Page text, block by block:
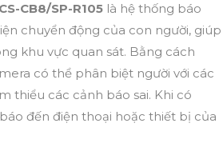
CB8/SP-R105 là hệ thống báo
chuyển động của con người, giúp
khu vực quan sát. Bằng cách
có thể phân biệt người với các
thiểu các cảnh báo sai. Khi có
đến điện thoại hoặc thiết bị của